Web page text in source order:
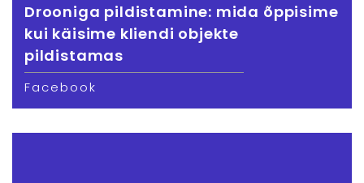
Drooniga pildistamine: mida õppisime
kui käisime kliendi objekte
pildistamas
Facebook